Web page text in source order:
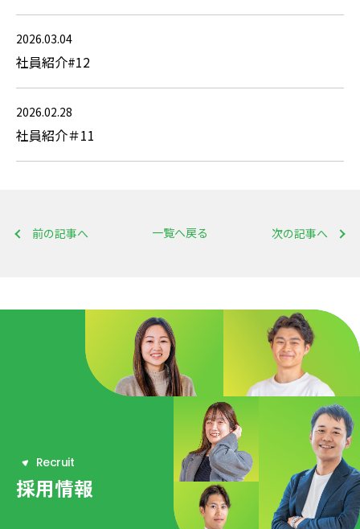
2026.03.04
社員紹介#12
2026.02.28
社員紹介＃11
前の記事へ 次の記事へ
一覧へ戻る
Recruit
採用情報